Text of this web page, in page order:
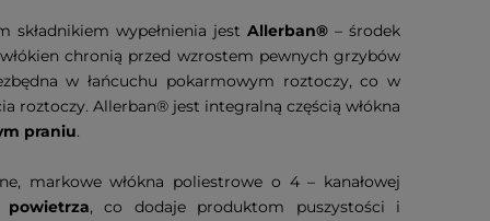
składnikiem wypełnienia jest Allerban®– środek
chronią przed wzrostem pewnych grzybów
w łańcuchu pokarmowym roztoczy, co w
roztoczy. Allerban® jest integralną częścią włókna
praniu.
markowe włókna poliestrowe o 4 – kanałowej
powietrza, co dodaje produktom puszystości i